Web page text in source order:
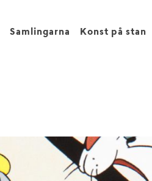
Samlingarna Konst på stan